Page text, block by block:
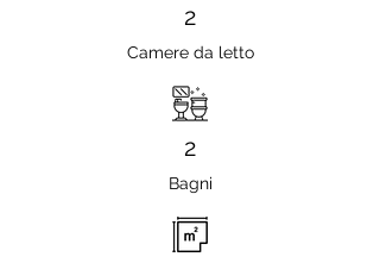
2
Camere da letto
2
Bagni